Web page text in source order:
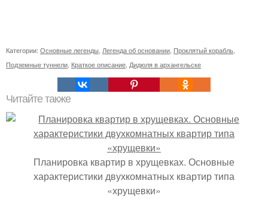
Категории: Основные легенды Легенда об основании Проклятый корабль
Подземные туннели Краткое описание Дидюля в архангельске
Читайте также
Планировка квартир в хрущевках. Основные
характеристики двухкомнатных квартир типа
«хрущевки»